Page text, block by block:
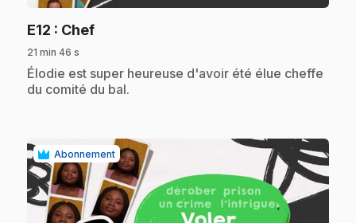
E12 : Chef.
21 min 46 s
.Élodie est super heureuse d'avoir été élue cheffe
du comité du bal.
Abonnement